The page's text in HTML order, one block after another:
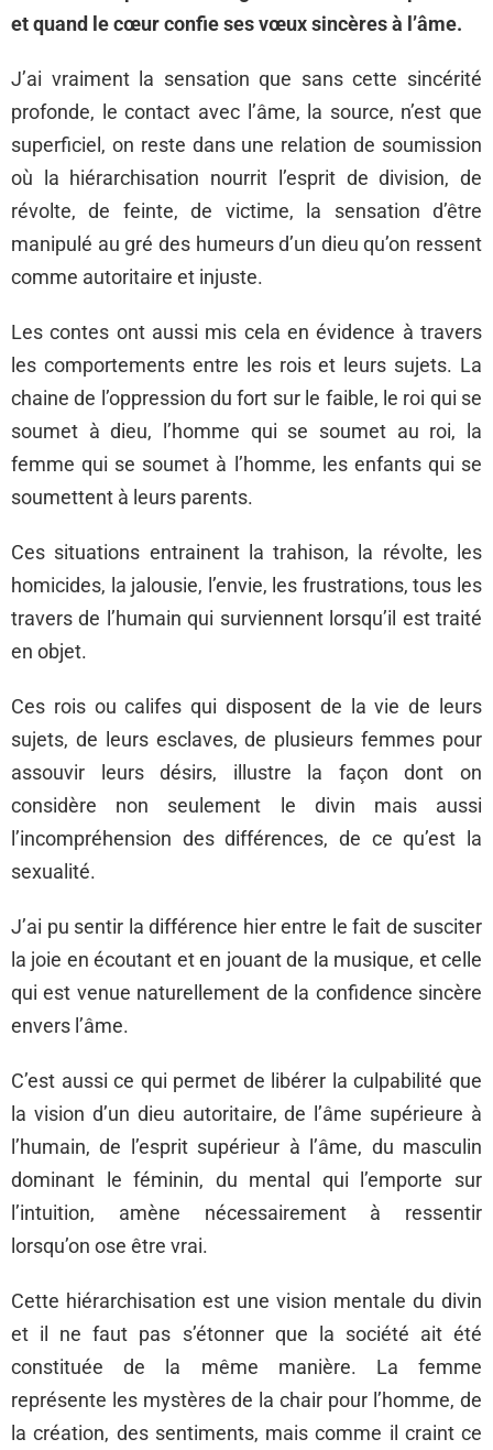
et quand le cœur confie ses vœux sincères à l’âme.
J’ai vraiment la sensation que sans cette sincérité
profonde, le contact avec l’âme, la source, n’est que
superficiel, on reste dans une relation de soumission
où la hiérarchisation nourrit l’esprit de division, de
révolte, de feinte, de victime, la sensation d’être
manipulé au gré des humeurs d’un dieu qu’on ressent
comme autoritaire et injuste.
Les contes ont aussi mis cela en évidence à travers
les comportements entre les rois et leurs sujets. La
chaine de l’oppression du fort sur le faible, le roi qui se
soumet à dieu, l’homme qui se soumet au roi, la
femme qui se soumet à l’homme, les enfants qui se
soumettent à leurs parents.
Ces situations entrainent la trahison, la révolte, les
homicides, la jalousie, l’envie, les frustrations, tous les
travers de l’humain qui surviennent lorsqu’il est traité
en objet.
Ces rois ou califes qui disposent de la vie de leurs
sujets, de leurs esclaves, de plusieurs femmes pour
assouvir leurs désirs, illustre la façon dont on
considère non seulement le divin mais aussi
l’incompréhension des différences, de ce qu’est la
sexualité.
J’ai pu sentir la différence hier entre le fait de susciter
la joie en écoutant et en jouant de la musique, et celle
qui est venue naturellement de la confidence sincère
envers l’âme.
C’est aussi ce qui permet de libérer la culpabilité que
la vision d’un dieu autoritaire, de l’âme supérieure à
l’humain, de l’esprit supérieur à l’âme, du masculin
dominant le féminin, du mental qui l’emporte sur
l’intuition, amène nécessairement à ressentir
lorsqu’on ose être vrai.
Cette hiérarchisation est une vision mentale du divin
et il ne faut pas s’étonner que la société ait été
constituée de la même manière. La femme
représente les mystères de la chair pour l’homme, de
la création, des sentiments, mais comme il craint ce